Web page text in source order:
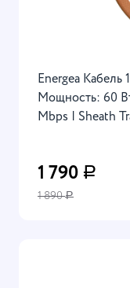
Energea Кабель
Мощность: 60
Mbps | Sheath
1 790 Р
1 890Р